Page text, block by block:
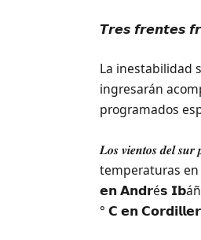
𝙏𝙧𝙚𝙨 𝙛𝙧𝙚𝙣𝙩𝙚𝙨
La inestabilidad
ingresarán
programados
𝑳𝒐𝒔 𝒗𝒊𝒆𝒏𝒕𝒐𝒔 𝒅𝒆𝒍
temperaturas
𝗲𝗻 𝗔𝗻𝗱𝗿é𝘀
° 𝗖 𝗲𝗻